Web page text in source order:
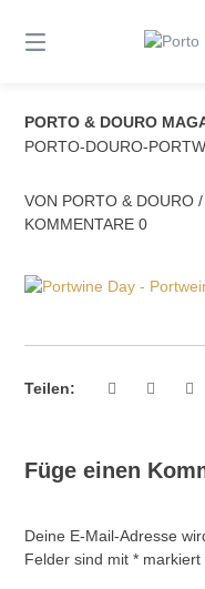
zum
Inhalt
PORTO & DOURO
PORTO-DOURO-
VON PORTO & DOURO /
KOMMENTARE 0
Teilen:
Füge einen
Deine E-Mail-Adresse
Felder sind mit* markiert